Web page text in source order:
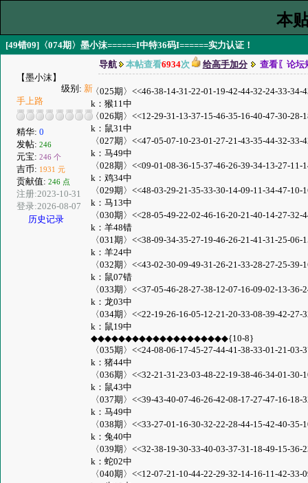
本
[49错09]〈074期〉墨小沫======I中特36码I======实力认证！
【墨小沫】
级别: 新
手上路
精华: 0
发帖: 246
元宝: 246 个
吉币: 1931 元
贡献值: 246 点
注册:2023-10-31
登录:2026-08-07
历史记录
导航 本帖查看6934次 给高手加分 查看〖论坛
〈025期〉<<46-38-14-31-22-01-19-42-44-32-24-33-
k：猴11中
〈026期〉<<12-29-31-13-37-15-46-35-16-40-47-30-
k：鼠31中
〈027期〉<<47-05-07-10-23-01-27-21-43-35-44-32-
k：马49中
〈028期〉<<09-01-08-36-15-37-46-26-39-34-13-27-
k：鸡34中
〈029期〉<<48-03-29-21-35-33-30-14-09-11-34-47-
k：马13中
〈030期〉<<28-05-49-22-02-46-16-20-21-40-14-27-
k：羊48错
〈031期〉<<38-09-34-35-27-19-46-26-21-41-31-25-
k：羊24中
〈032期〉<<43-02-30-09-49-31-26-21-33-28-27-25-
k：鼠07错
〈033期〉<<37-05-46-28-27-38-12-07-16-09-02-13-
k：龙03中
〈034期〉<<22-19-26-16-05-12-21-20-33-08-39-42-
k：鼠19中
◆◆◆◆◆◆◆◆◆◆◆◆◆◆◆◆◆◆◆◆{10-8}
〈035期〉<<24-08-06-17-45-27-44-41-38-33-01-21-
k：猪44中
〈036期〉<<32-21-31-23-03-48-22-19-38-46-34-01-
k：鼠43中
〈037期〉<<39-43-40-07-46-26-42-08-17-27-47-16-
k：马49中
〈038期〉<<33-27-01-16-30-32-22-28-44-15-42-40-
k：兔40中
〈039期〉<<32-38-19-30-33-40-03-37-31-18-49-15-
k：蛇02中
〈040期〉<<12-07-21-10-44-22-29-32-14-16-11-42-